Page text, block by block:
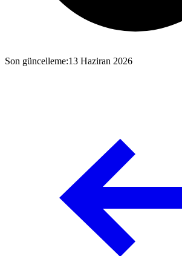
Son güncelleme:13 Haziran 2026